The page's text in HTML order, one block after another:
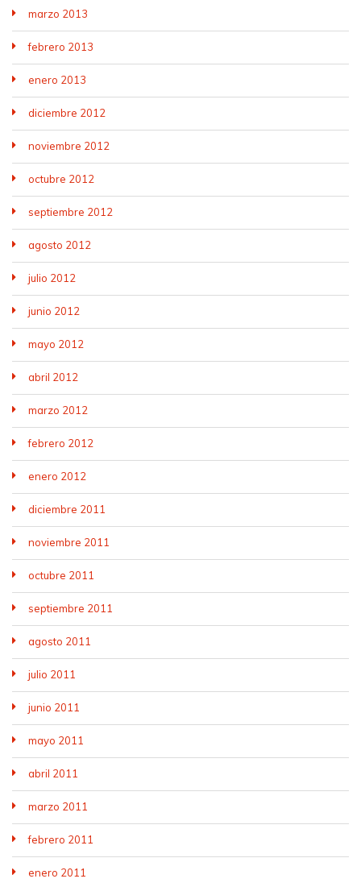
marzo 2013
febrero 2013
enero 2013
diciembre 2012
noviembre 2012
octubre 2012
septiembre 2012
agosto 2012
julio 2012
junio 2012
mayo 2012
abril 2012
marzo 2012
febrero 2012
enero 2012
diciembre 2011
noviembre 2011
octubre 2011
septiembre 2011
agosto 2011
julio 2011
junio 2011
mayo 2011
abril 2011
marzo 2011
febrero 2011
enero 2011